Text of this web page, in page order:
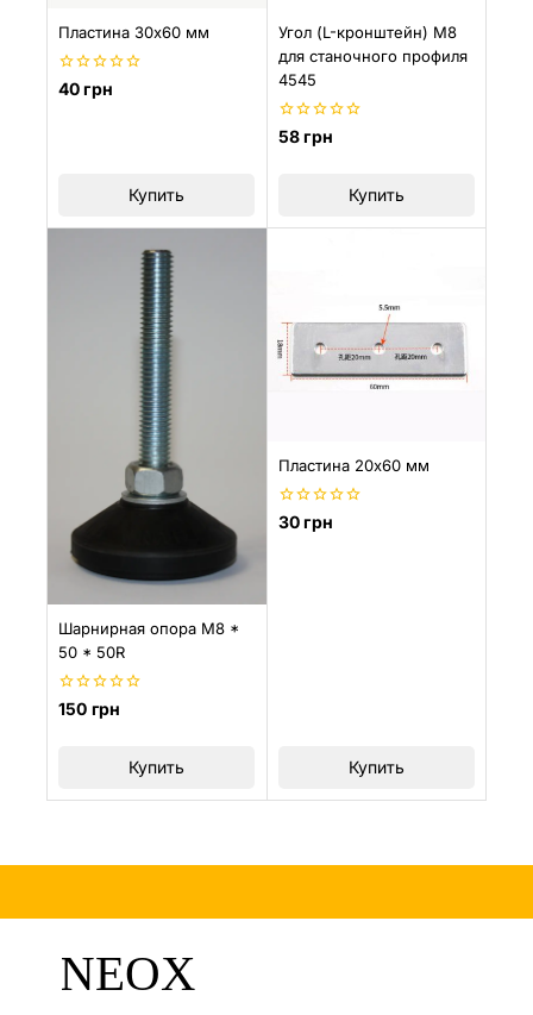
Пластина 30х60 мм
0
40грн
Купить
Угол (L-кронштейн) М8
для станочного профиля
4545
0
58грн
Купить
Шарнирная опора M8 *
50 * 50R
0
из
150 грн
Купить
Пластина 20х60 мм
0
из
30грн
Купить